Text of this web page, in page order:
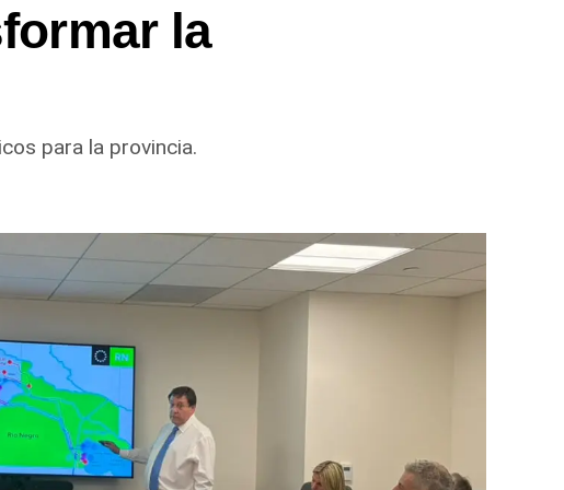
de trabajo y dos camiones
Alto Valle.
5.000 toneladas de mezcla asfáltica en caliente,
más deteriorados y mejorar las condiciones de
la
para la provincia.